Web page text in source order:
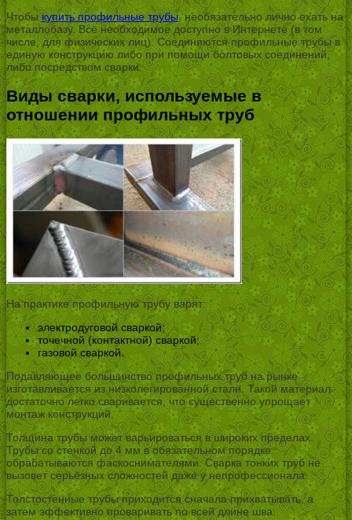
Чтобыкупить профильные трубы, необязательно лично ехать на
металлобазу. Всё необходимое доступно в Интернете (в том
числе, для физических лиц). Соединяются профильные трубы в
единую конструкцию либо при помощи болтовых соединений,
либо посредством сварки.
Виды сварки, используемые в
отношении профильных труб
На практике профильную трубу варят:
электродуговой сваркой;
точечной (контактной) сваркой;
газовой сваркой.
Подавляющее большинство профильных труб на рынке
изготавливается из низколегированной стали. Такой материал
достаточно легко сваривается, что существенно упрощает
монтаж конструкций.
Толщина трубы может варьироваться в широких пределах.
Трубы со стенкой до 4 мм в обязательном порядке
обрабатываются фаскоснимателями. Сварка тонких труб не
вызовет серьёзных сложностей даже у непрофессионала.
Толстостенные трубы приходится сначала прихватывать, а
затем эффективно проваривать по всей длине шва.